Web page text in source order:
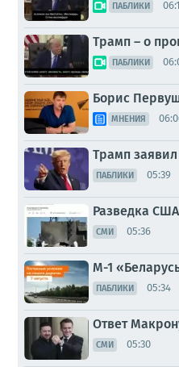
ПАБЛИКИ
Трамп – о
ПАБЛИКИ
Борис
МНЕНИЯ
Трамп
ПАБЛИКИ 05:39
Разведка
СМИ 05:36
М-1
ПАБЛИКИ 05:34
Ответ
СМИ 05:30